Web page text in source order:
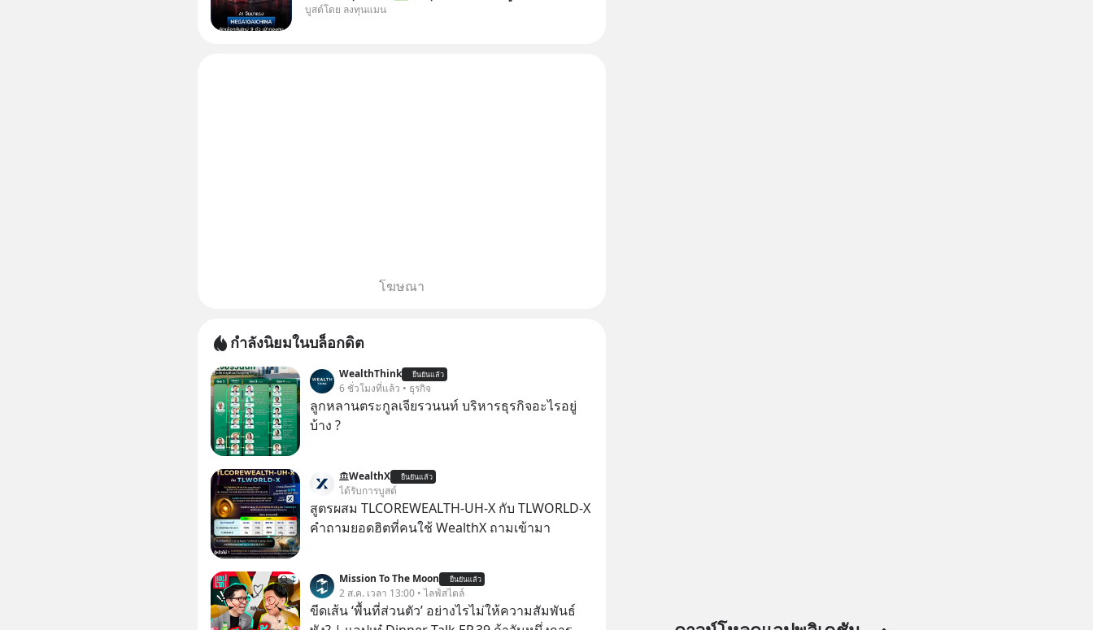
ๆ ในธีม AI จีน ✅คัดเลือกหุ้นใหม่ 9 ตัว เข้า
บูสต์โดย ลงทุนแมน
โฆษณา
กำลังนิยมในบล็อกดิต
WealthThink ยืนยันแล้ว
6 ชั่วโมงที่แล้ว • ธุรกิจ
ลูกหลานตระกูลเจียรวนนท์ บริหารธุรกิจอะไรอยู่
บ้าง ?
WealthX ยืนยันแล้ว
ได้รับการบูสต์
สูตรผสม TLCOREWEALTH-UH-X กับ TLWORLD-X
คำถามยอดฮิตที่คนใช้ WealthX ถามเข้ามา
Mission To The Moon ยืนยันแล้ว
2 ส.ค. เวลา 13:00 • ไลฟ์สไตล์
ขีดเส้น ‘พื้นที่ส่วนตัว’ อย่างไรไม่ให้ความสัมพันธ์